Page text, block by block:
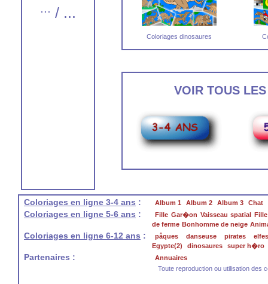
... / ...
Coloriages dinosaures
VOIR TOUS
Coloriages en ligne 3-4 ans : Album 1 Album 2 Album 3 Chat
Coloriages en ligne 5-6 ans : Fille Gar�on Vaisseau spatial
de ferme Bonhomme de neige
Coloriages en ligne 6-12 ans : pâques danseuse pirates
elfes
Egypte(2)
dinosaures super h�ro
Partenaires :
Annuaires
Toute reproduction ou utilisation des